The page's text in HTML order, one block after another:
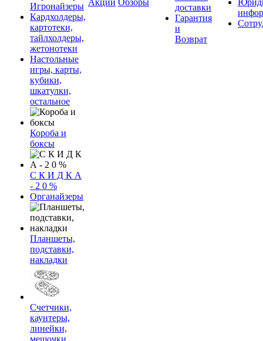
Игронайзеры
Кардхолдеры,
картотеки,
тайлхолдеры,
жетонотеки
Настольные
игры, карты,
кубики,
шкатулки,
остальное
Короба и
боксы
С К И Д К А
- 2 0 %
Органайзеры
Планшеты,
подставки,
накладки
Счетчики,
каунтеры,
линейки,
мешочки
доставки
Гарантия
и
Возврат